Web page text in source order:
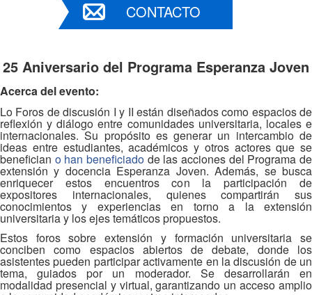
CONTACTO
25 Aniversario del Programa Esperanza Joven
Acerca del evento:
Lo Foros de discusión I y II están diseñados como espacios de
reflexión y diálogo entre comunidades universitaria, locales e
internacionales. Su propósito es generar un intercambio de
ideas entre estudiantes, académicos y otros actores que se
benefician o han beneficiado de las acciones del Programa de
extensión y docencia Esperanza Joven. Además, se busca
enriquecer estos encuentros con la participación de
expositores internacionales, quienes compartirán sus
conocimientos y experiencias en torno a la extensión
universitaria y los ejes temáticos propuestos.
Estos foros sobre extensión y formación universitaria se
conciben como espacios abiertos de debate, donde los
asistentes pueden participar activamente en la discusión de un
tema, guiados por un moderador. Se desarrollarán en
modalidad presencial y virtual, garantizando un acceso amplio